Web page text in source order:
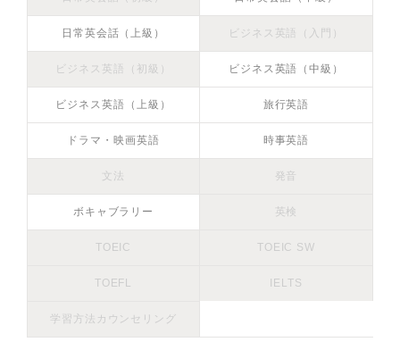
日常英会話（上級） ビジネス英語（入門）
ビジネス英語（初級） ビジネス英語（中級）
ビジネス英語（上級） 旅行英語
ドラマ・映画英語 時事英語
文法 発音
ボキャブラリー 英検
TOEIC TOEIC SW
TOEFL IELTS
学習方法カウンセリング